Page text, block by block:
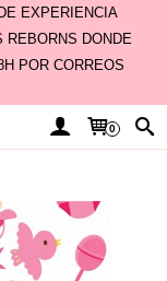
EXPERIENCIA
REBORNS DONDE
POR CORREOS
0